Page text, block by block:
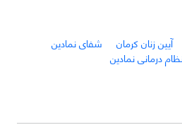
آیین زنان کرمان
شفای نمادین
درمانی نمادین